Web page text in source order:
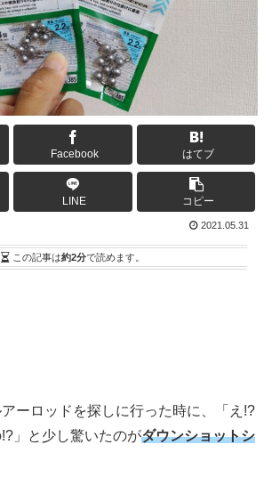
Facebook はてブ
LINE コピー
2021.05.31
この記事は約2分で読めます。
ーロッドを探しに行った時に、「え!?
」と少し驚いたのがダウンショットシ